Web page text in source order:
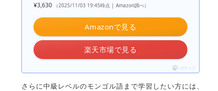
¥3,630
（2025/11/03 19:45時点 | Amazon調べ）
Amazonで見る
楽天市場で見る
ポチップ
さらに中級レベルのモンゴル語まで学習したい方には、